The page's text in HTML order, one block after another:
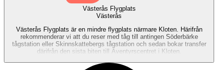
Västerås Flygplats
Västerås
Västerås Flygplats är en mindre flygplats närmare Kloten. Härifrån
rekommenderar vi att du reser med tåg till antingen Söderbärke
tågstation eller Skinnskattebergs tågstation och sedan bokar transfer
därifrån den sista biten till Äventyrscentret i Kloten.